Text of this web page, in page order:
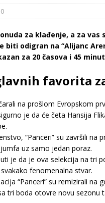
0
za klađenje, a za
biti odigran na “Alijanc
za 20 časova i 45
favorita
na prošlom Evropskom
je da će četa Hansija
“Panceri” su završili
uz samo jedan poraz.
je da je ova selekcija na tri
fenomenalna stvar.
“Panceri” su remizirali
tri boda otovre novu